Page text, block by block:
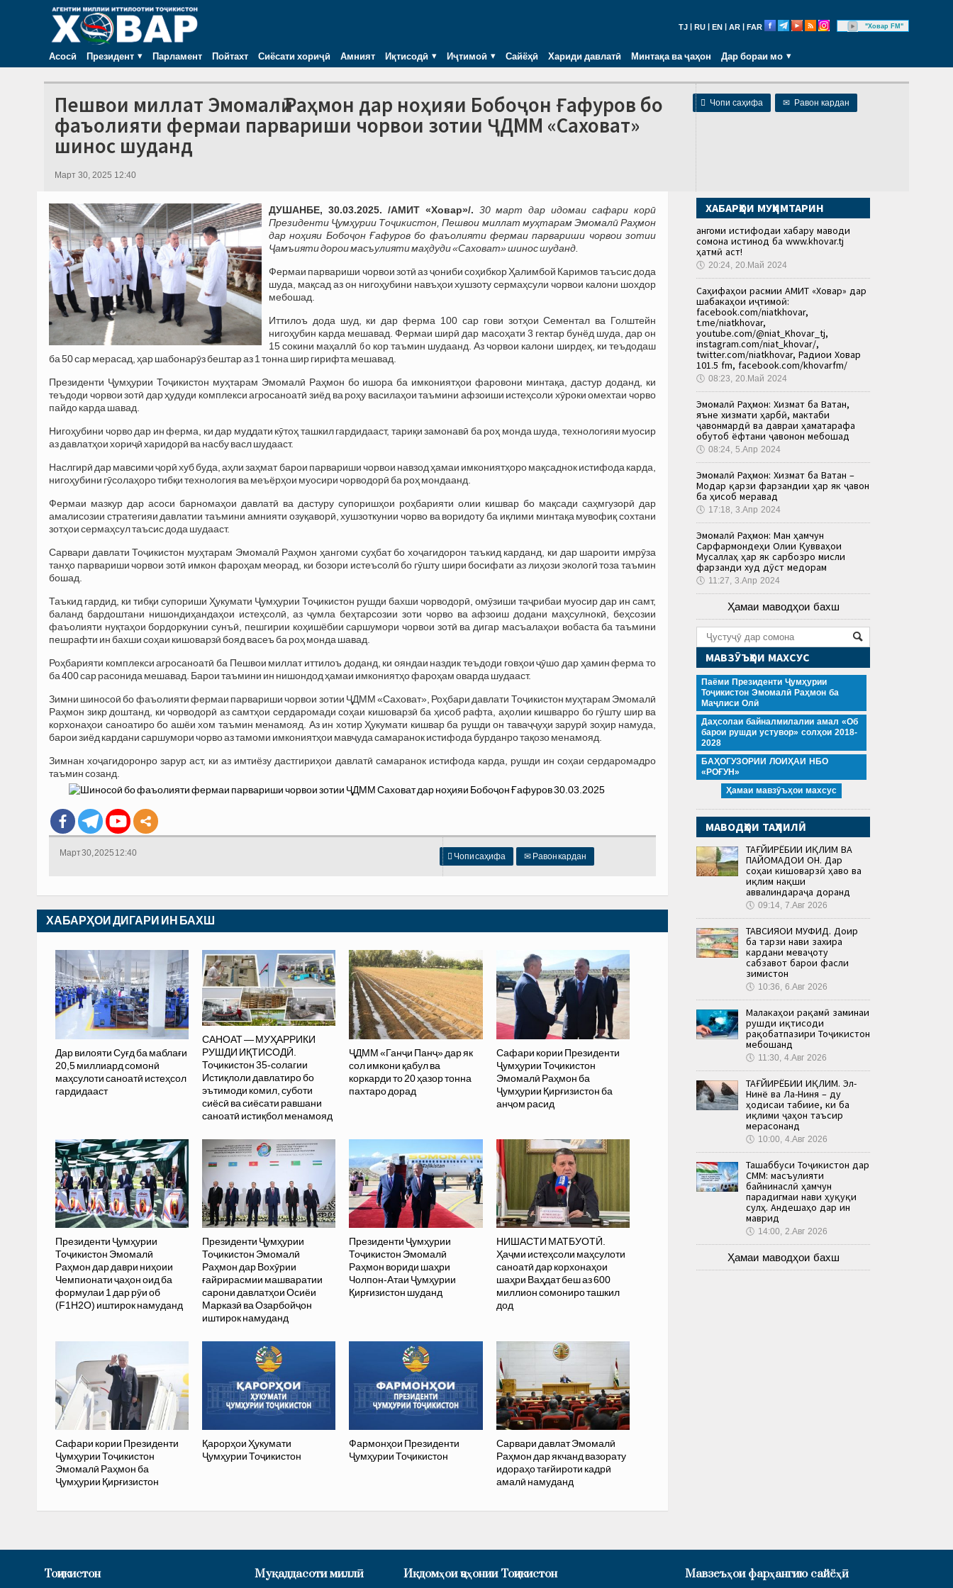
TJ RU EN AR FAR "Ховар FM"
Асосӣ Президент Парламент Пойтахт Сиёсати хориҷӣ Амният Иқтисодӣ Иҷтимоӣ Сайёҳӣ Хариди давлатӣ Минтақа ва ҷаҳон Дар бораи мо
 Чопи саҳифа ✉ Равон кардан
Пешвои миллат Эмомалӣ Раҳмон дар ноҳияи Бобоҷон Ғафуров бо
фаъолияти фермаи парвариши чорвои зотии ҶДММ «Саховат»
шинос шуданд
Март 30, 2025 12:40
ДУШАНБЕ, 30.03.2025. /АМИТ «Ховар»/. 30 март дар идомаи сафари корӣ
Президенти Ҷумҳурии Тоҷикистон, Пешвои миллат муҳтарам Эмомалӣ Раҳмон
дар ноҳияи Бобоҷон Ғафуров бо фаъолияти фермаи парвариши чорвои зотии
Ҷамъияти дорои масъулияти маҳдуди «Саховат» шинос шуданд.
Фермаи парвариши чорвои зотӣ аз ҷониби соҳибкор Ҳалимбой Каримов таъсис дода
шуда, мақсад аз он нигоҳубини навъҳои хушзоту сермаҳсули чорвои калони шохдор
мебошад.
Иттилоъ дода шуд, ки дар ферма 100 сар гови зотҳои Сементал ва Голштейн
нигоҳубин карда мешавад. Фермаи ширӣ дар масоҳати 3 гектар бунёд шуда, дар он
15 сокини маҳаллӣ бо кор таъмин шудаанд. Аз чорвои калони ширдеҳ, ки теъдодаш
ба 50 сар мерасад, ҳар шабонарӯз бештар аз 1 тонна шир гирифта мешавад.
Президенти Ҷумҳурии Тоҷикистон муҳтарам Эмомалӣ Раҳмон бо ишора ба имкониятҳои фаровони минтақа, дастур доданд, ки
теъдоди чорвои зотӣ дар ҳудуди комплекси агросаноатӣ зиёд ва роҳу василаҳои таъмини афзоиши истеҳсоли хӯроки омехтаи чорво
пайдо карда шавад.
Нигоҳубини чорво дар ин ферма, ки дар муддати кӯтоҳ ташкил гардидааст, тариқи замонавӣ ба роҳ монда шуда, технологияи муосир
аз давлатҳои хориҷӣ харидорӣ ва насбу васл шудааст.
Наслгирӣ дар мавсими ҷорӣ хуб буда, аҳли заҳмат барои парвариши чорвои навзод ҳамаи имкониятҳоро мақсаднок истифода карда,
нигоҳубини гӯсолаҳоро тибқи технология ва меъёрҳои муосири чорводорӣ ба роҳ мондаанд.
Фермаи мазкур дар асоси барномаҳои давлатӣ ва дастуру супоришҳои роҳбарияти олии кишвар бо мақсади саҳмгузорӣ дар
амалисозии стратегияи давлатии таъмини амнияти озуқаворӣ, хушзоткунии чорво ва воридоту ба иқлими минтақа мувофиқ сохтани
зотҳои сермаҳсул таъсис дода шудааст.
Сарвари давлати Тоҷикистон муҳтарам Эмомалӣ Раҳмон ҳангоми суҳбат бо хоҷагидорон таъкид карданд, ки дар шароити имрӯза
танҳо парвариши чорвои зотӣ имкон фароҳам меорад, ки бозори истеъсолӣ бо гӯшту шири босифати аз лиҳози экологӣ тоза таъмин
бошад.
Таъкид гардид, ки тибқи супориши Ҳукумати Ҷумҳурии Тоҷикистон рушди бахши чорводорӣ, омӯзиши таҷрибаи муосир дар ин самт,
баланд бардоштани нишондиҳандаҳои истеҳсолӣ, аз ҷумла беҳтарсозии зоти чорво ва афзоиш додани маҳсулнокӣ, беҳсозии
фаъолияти нуқтаҳои бордоркунии сунъӣ, пешгирии коҳишёбии саршумори чорвои зотӣ ва дигар масъалаҳои вобаста ба таъмини
пешрафти ин бахши соҳаи кишоварзӣ бояд васеъ ба роҳ монда шавад.
Роҳбарияти комплекси агросаноатӣ ба Пешвои миллат иттилоъ доданд, ки ояндаи наздик теъдоди говҳои ҷӯшо дар ҳамин ферма то
ба 400 сар расонида мешавад. Барои таъмини ин нишондод ҳамаи имкониятҳо фароҳам оварда шудааст.
Зимни шиносоӣ бо фаъолияти фермаи парвариши чорвои зотии ҶДММ «Саховат», Роҳбари давлати Тоҷикистон муҳтарам Эмомалӣ
Раҳмон зикр доштанд, ки чорводорӣ аз самтҳои сердаромади соҳаи кишоварзӣ ба ҳисоб рафта, аҳолии кишварро бо гӯшту шир ва
корхонаҳои саноатиро бо ашёи хом таъмин менамояд. Аз ин хотир Ҳукумати кишвар ба рушди он таваҷҷуҳи зарурӣ зоҳир намуда,
барои зиёд кардани саршумори чорво аз тамоми имкониятҳои мавҷуда самаранок истифода бурданро тақозо менамояд.
Зимнан хоҷагидоронро зарур аст, ки аз имтиёзу дастгириҳои давлатӣ самаранок истифода карда, рушди ин соҳаи сердаромадро
таъмин созанд.
 Чопи саҳифа ✉ Равон кардан
Март 30, 2025 12:40
ХАБАРҲОИ ДИГАРИ ИН БАХШ
Дар вилояти Суғд ба маблағи
20,5 миллиард сомонӣ
маҳсулоти саноатӣ истеҳсол
гардидааст
САНОАТ — МУҲАРРИКИ
РУШДИ ИҚТИСОДӢ.
Тоҷикистон 35-солагии
Истиқлоли давлатиро бо
эътимоди комил, суботи
сиёсӣ ва сиёсати равшани
саноатӣ истиқбол менамояд
ҶДММ «Ганҷи Панҷ» дар як
сол имкони қабул ва
коркарди то 20 ҳазор тонна
пахтаро дорад
Сафари кории Президенти
Ҷумҳурии Тоҷикистон
Эмомалӣ Раҳмон ба
Ҷумҳурии Қирғизистон ба
анҷом расид
Президенти Ҷумҳурии
Тоҷикистон Эмомалӣ
Раҳмон дар даври ниҳоии
Чемпионати ҷаҳон оид ба
формулаи 1 дар рӯи об
(F1H2O) иштирок намуданд
Президенти Ҷумҳурии
Тоҷикистон Эмомалӣ
Раҳмон дар Вохӯрии
ғайрирасмии машваратии
сарони давлатҳои Осиёи
Марказӣ ва Озарбойҷон
иштирок намуданд
Президенти Ҷумҳурии
Тоҷикистон Эмомалӣ
Раҳмон вориди шаҳри
Чолпон-Атаи Ҷумҳурии
Қирғизистон шуданд
НИШАСТИ МАТБУОТӢ.
Ҳаҷми истеҳсоли маҳсулоти
саноатӣ дар корхонаҳои
шаҳри Ваҳдат беш аз 600
миллион сомониро ташкил
дод
Сафари кории Президенти
Ҷумҳурии Тоҷикистон
Эмомалӣ Раҳмон ба
Ҷумҳурии Қирғизистон
Қарорҳои Ҳукумати
Ҷумҳурии Тоҷикистон
Фармонҳои Президенти
Ҷумҳурии Тоҷикистон
Сарвари давлат Эмомалӣ
Раҳмон дар якчанд вазорату
идораҳо тағйироти кадрӣ
амалӣ намуданд
ХАБАРҲОИ МУҲИМТАРИН
Ҳангоми истифодаи хабару маводи
сомона истинод ба www.khovar.tj
ҳатмӣ аст!
🕔 20:24, 20.Май 2024
Саҳифаҳои расмии АМИТ «Ховар» дар
шабакаҳои иҷтимоӣ:
facebook.com/niatkhovar,
t.me/niatkhovar,
youtube.com/@niat_Khovar_tj,
instagram.com/niat_khovar/,
twitter.com/niatkhovar, Радиои Ховар
101.5 fm, facebook.com/khovarfm/
🕔 08:23, 20.Май 2024
Эмомалӣ Раҳмон: Хизмат ба Ватан,
яъне хизмати ҳарбӣ, мактаби
ҷавонмардӣ ва давраи ҳаматарафа
обутоб ёфтани ҷавонон мебошад
🕔 08:24, 5.Апр 2024
Эмомалӣ Раҳмон: Хизмат ба Ватан –
Модар қарзи фарзандии ҳар як ҷавон
ба ҳисоб меравад
🕔 17:18, 3.Апр 2024
Эмомалӣ Раҳмон: Ман ҳамчун
Сарфармондеҳи Олии Қувваҳои
Мусаллаҳ ҳар як сарбозро мисли
фарзанди худ дӯст медорам
🕔 11:27, 3.Апр 2024
Ҳамаи маводҳои бахш
МАВЗӮЪҲОИ МАХСУС
Паёми Президенти Ҷумҳурии
Тоҷикистон Эмомалӣ Раҳмон ба
Маҷлиси Олӣ
Даҳсолаи байналмилалии амал «Об
барои рушди устувор» солҳои 2018-
2028
БАҲОГУЗОРИИ ЛОИҲАИ НБО
«РОҒУН»
Ҳамаи мавзӯъҳои махсус
МАВОДҲОИ ТАҲЛИЛӢ
ТАҒЙИРЁБИИ ИҚЛИМ ВА
ПАЙОМАДҲОИ ОН. Дар
соҳаи кишоварзӣ ҳаво ва
иқлим нақши
аввалиндараҷа доранд
🕔 09:14, 7.Авг 2026
ТАВСИЯҲОИ МУФИД. Доир
ба тарзи нави захира
кардани меваҷоту
сабзавот барои фасли
зимистон
🕔 10:36, 6.Авг 2026
Малакаҳои рақамӣ заминаи
рушди иқтисоди
рақобатпазири Тоҷикистон
мебошанд
🕔 11:30, 4.Авг 2026
ТАҒЙИРЁБИИ ИҚЛИМ. Эл-
Нинё ва Ла-Ниня – ду
ҳодисаи табиие, ки ба
иқлими ҷаҳон таъсир
мерасонанд
🕔 10:00, 4.Авг 2026
Ташаббуси Тоҷикистон дар
СММ: масъулияти
байнинаслӣ ҳамчун
парадигмаи нави ҳуқуқи
сулҳ. Андешаҳо дар ин
маврид
🕔 14:00, 2.Авг 2026
Ҳамаи маводҳои бахш
Тоҷикистон
Муқаддасоти миллӣ
Иқдомҳои ҷаҳонии Тоҷикистон
Мавзеъҳои фарҳангию сайёҳӣ